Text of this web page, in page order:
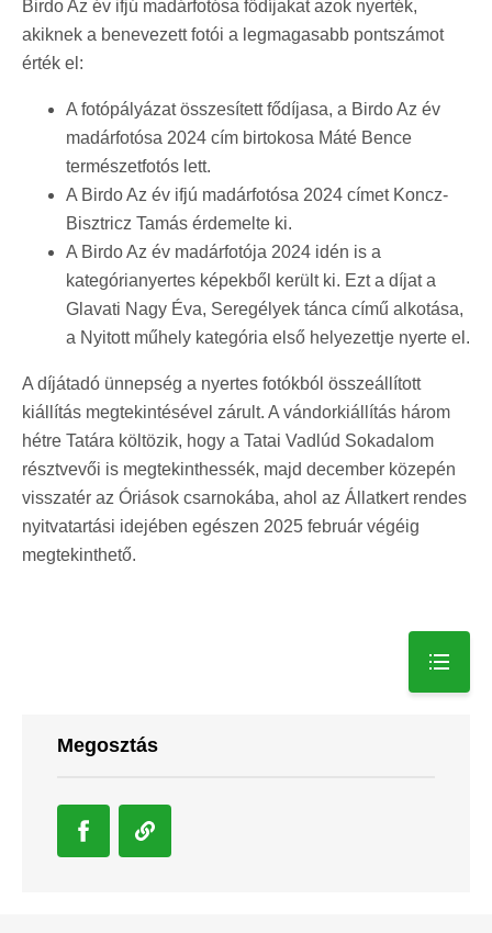
Birdo Az év ifjú madárfotósa fődíjakat azok nyerték,
akiknek a benevezett fotói a legmagasabb pontszámot
érték el:
A fotópályázat összesített fődíjasa, a Birdo Az év
madárfotósa 2024 cím birtokosa Máté Bence
természetfotós lett.
A Birdo Az év ifjú madárfotósa 2024 címet Koncz-
Bisztricz Tamás érdemelte ki.
A Birdo Az év madárfotója 2024 idén is a
kategórianyertes képekből került ki. Ezt a díjat a
Glavati Nagy Éva, Seregélyek tánca című alkotása,
a Nyitott műhely kategória első helyezettje nyerte el.
A díjátadó ünnepség a nyertes fotókból összeállított
kiállítás megtekintésével zárult. A vándorkiállítás három
hétre Tatára költözik, hogy a Tatai Vadlúd Sokadalom
résztvevői is megtekinthessék, majd december közepén
visszatér az Óriások csarnokába, ahol az Állatkert rendes
nyitvatartási idejében egészen 2025 február végéig
megtekinthető.
Megosztás